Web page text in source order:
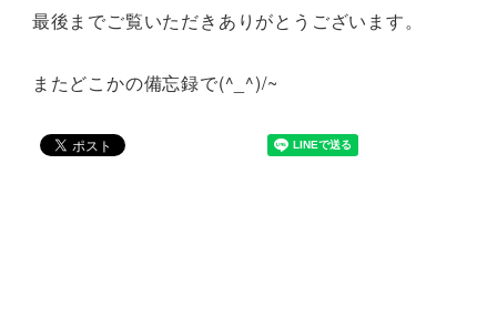
最後までご覧いただきありがとうございます。
またどこかの備忘録で(^_^)/~